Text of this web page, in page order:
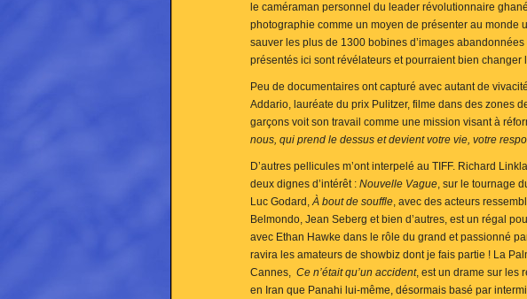
le caméraman personnel du leader révolutionnaire
photographie comme un moyen de présenter au monde
sauver les plus de 1300 bobines d’images
présentés ici sont révélateurs et pourraient bien
Peu de documentaires ont capturé avec autant de
Addario, lauréate du prix Pulitzer, filme dans des zones
garçons voit son travail comme une mission visant à
nous, qui prend le dessus et devient votre vie, votre
D’autres pellicules m’ont interpelé au TIFF. Richard
deux dignes d’intérêt : Nouvelle Vague, sur le tournage
Luc Godard,À bout de souffle, avec des acteurs
Belmondo, Jean Seberg et bien d’autres, est un régal
avec Ethan Hawke dans le rôle du grand et passionné
ravira les amateurs de showbiz dont je fais partie ! La
Cannes, Ce n’était qu’un accident, est un drame sur les
en Iran que Panahi lui-même, désormais basé par